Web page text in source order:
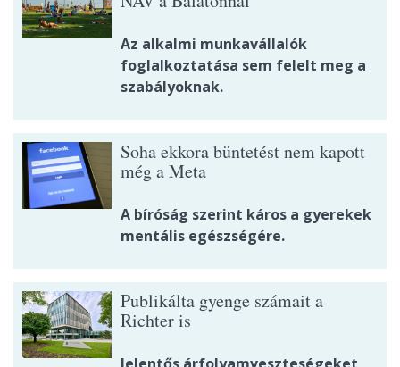
Az alkalmi munkavállalók
foglalkoztatása sem felelt meg a
szabályoknak.
Soha ekkora büntetést nem kapott
még a Meta
A bíróság szerint káros a gyerekek
mentális egészségére.
Publikálta gyenge számait a
Richter is